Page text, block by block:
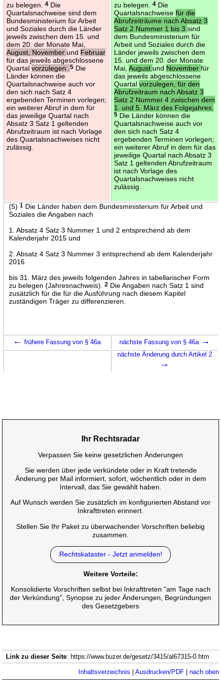
zu belegen. 4Die
Quartalsnachweise sind dem
Bundesministerium für Arbeit
und Soziales durch die Länder
jeweils zwischen dem 15. und
dem 20. der Monate Mai,
August, November und Februar
für das jeweils abgeschlossene
Quartal vorzulegen. 5Die
Länder können die
Quartalsnachweise auch vor
den sich nach Satz 4
ergebenden Terminen vorlegen;
ein weiterer Abruf in dem für
das jeweilige Quartal nach
Absatz 3 Satz 1 geltenden
Abrufzeitraum ist nach Vorlage
des Quartalsnachweises nicht
zulässig.
zu belegen. 4Die
Quartalsnachweise für die
Abrufzeiträume nach Absatz 3
Satz 2 Nummer 1 bis 3 sind
dem Bundesministerium für
Arbeit und Soziales durch die
Länder jeweils zwischen dem
15. und dem 20. der Monate
Mai, August und November für
das jeweils abgeschlossene
Quartal vorzulegen, für den
Abrufzeitraum nach Absatz 3
Satz 2 Nummer 4 zwischen dem
1. und 5. März des Folgejahres.
5Die Länder können die
Quartalsnachweise auch vor
den sich nach Satz 4
ergebenden Terminen vorlegen;
ein weiterer Abruf in dem für das
jeweilige Quartal nach Absatz 3
Satz 1 geltenden Abrufzeitraum
ist nach Vorlage des
Quartalsnachweises nicht
zulässig.
(5) 1Die Länder haben dem Bundesministerium für Arbeit und
Soziales die Angaben nach
1. Absatz 4 Satz 3 Nummer 1 und 2 entsprechend ab dem
Kalenderjahr 2015 und
2. Absatz 4 Satz 3 Nummer 3 entsprechend ab dem Kalenderjahr
2016
bis 31. März des jeweils folgenden Jahres in tabellarischer Form
zu belegen (Jahresnachweis).
2Die Angaben nach Satz 1 sind
zusätzlich für die für die Ausführung nach diesem Kapitel
zuständigen Träger zu differenzieren.
← frühere Fassung von § 46a nächste Fassung von § 46a →
nächste Änderung durch Artikel 2
→
Ihr Rechtsradar
Verpassen Sie keine gesetzlichen Änderungen
Sie werden über jede verkündete oder in Kraft tretende
Änderung per Mail informiert, sofort, wöchentlich oder in dem
Intervall, das Sie gewählt haben.
Auf Wunsch werden Sie zusätzlich im konfigurierten Abstand vor
Inkrafttreten erinnert.
Stellen Sie Ihr Paket zu überwachender Vorschriften beliebig
zusammen.
Rechtskataster - Jetzt anmelden!
Weitere Vorteile:
Konsolidierte Vorschriften selbst bei Inkrafttreten "am Tage nach
der Verkündung", Synopse zu jeder Änderungen, Begründungen
des Gesetzgebers
Link zu dieser Seite: https://www.buzer.de/gesetz/3415/al67315-0.htm
Inhaltsverzeichnis Ausdrucken/PDF| nach oben